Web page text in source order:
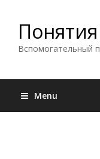
Вспомогательный
Menu